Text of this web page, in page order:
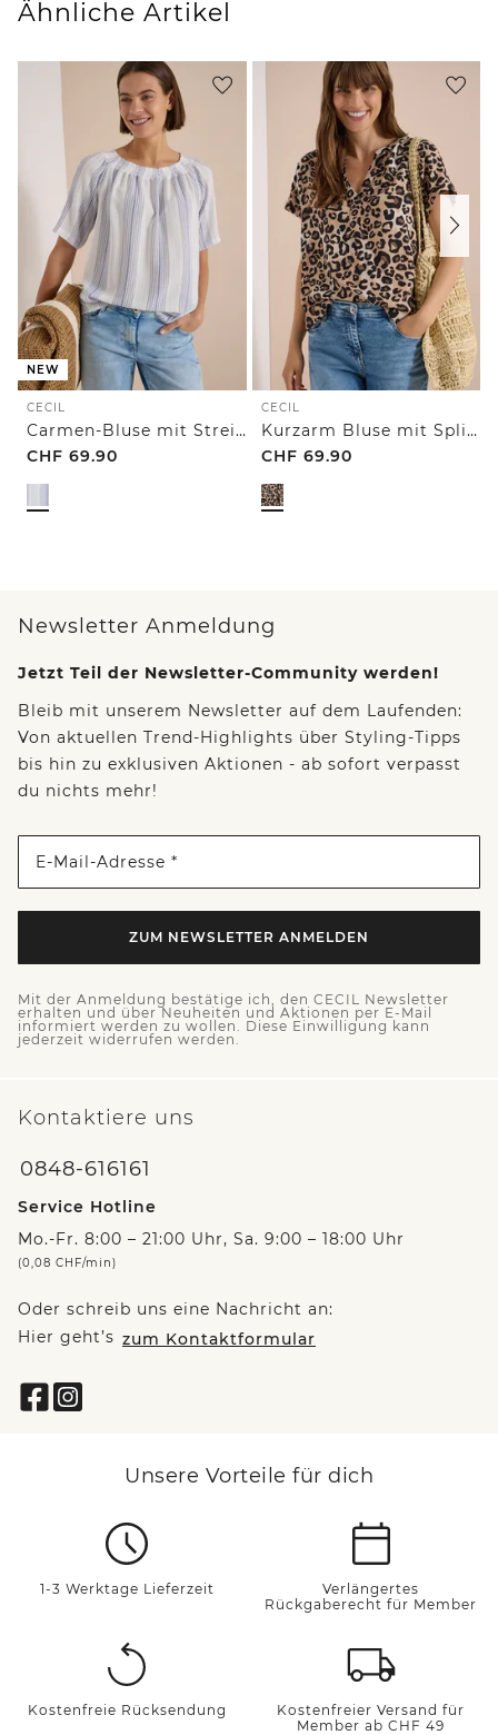
Ähnliche Artikel
NEW
CECIL
Carmen-Bluse mit Streifenmuster
CHF 69.90
CECIL
Kurzarm Bluse mit Split Neck und Leo-Print
CHF 69.90
Newsletter Anmeldung
Jetzt Teil der Newsletter-Community werden!
Bleib mit unserem Newsletter auf dem Laufenden:
Von aktuellen Trend-Highlights über Styling-Tipps
bis hin zu exklusiven Aktionen - ab sofort verpasst
du nichts mehr!
E-Mail-Adresse *
ZUM NEWSLETTER ANMELDEN
Mit der Anmeldung bestätige ich, den CECIL Newsletter
erhalten und über Neuheiten und Aktionen per E-Mail
informiert werden zu wollen. Diese Einwilligung kann
jederzeit widerrufen werden.
Kontaktiere uns
0848-616161
Service Hotline
Mo.-Fr. 8:00 – 21:00 Uhr, Sa. 9:00 – 18:00 Uhr
(0,08 CHF/min)
Oder schreib uns eine Nachricht an:
Hier geht’s zum Kontaktformular
Unsere Vorteile für dich
1-3 Werktage Lieferzeit
Verlängertes
Rückgaberecht für Member
Kostenfreie Rücksendung
Kostenfreier Versand für
Member ab CHF 49